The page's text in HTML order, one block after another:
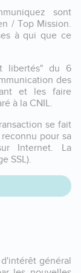
sont
/ Top Mission.
à qui que ce
libertés" du 6
des
et les faire
à la CNIL.
se fait
pour sa
Internet. La
SSL).
général